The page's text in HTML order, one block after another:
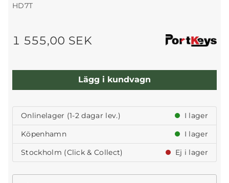
HD7T
1 555,00 SEK
Lägg i kundvagn
Onlinelager (1-2 dagar lev.)
I lager
Köpenhamn
I lager
Stockholm (Click & Collect)
Ej i lager